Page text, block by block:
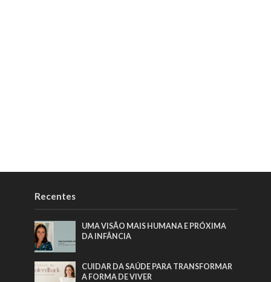
Recentes
UMA VISÃO MAIS HUMANA E PRÓXIMA
DA INFÂNCIA
CUIDAR DA SAÚDE PARA TRANSFORMAR
A FORMA DE VIVER